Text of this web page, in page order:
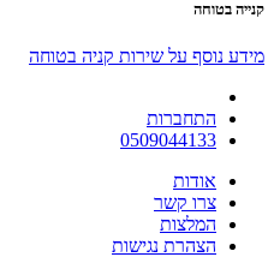
קנייה בטוחה
מידע נוסף על שירות קניה בטוחה
התחברות
0509044133
אודות
צרו קשר
המלצות
הצהרת נגישות